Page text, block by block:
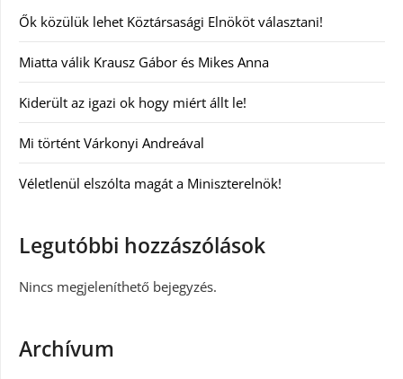
Ők közülük lehet Köztársasági Elnököt választani!
Miatta válik Krausz Gábor és Mikes Anna
Kiderült az igazi ok hogy miért állt le!
Mi történt Várkonyi Andreával
Véletlenül elszólta magát a Miniszterelnök!
Legutóbbi hozzászólások
Nincs megjeleníthető bejegyzés.
Archívum